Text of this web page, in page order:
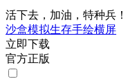
活下去，加油，特种兵！
沙盒模拟生存手绘横屏
立即下载
官方正版